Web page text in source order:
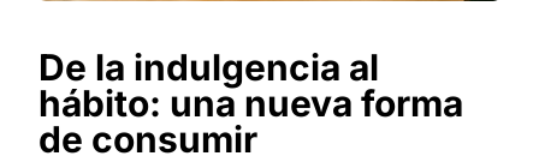
De la indulgencia al
hábito: una nueva forma
de consumir